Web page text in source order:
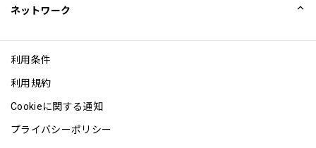
and guest visits are advised to review programme
This location is offered as an alternative to a lounge visit
repeatedly within a single airport trip may result in
charges from your benefit provider
最大滞在可能時間：2時間
Excellence Awards
ブログ
ネットワーク
利用条件
利用規約
Cookieに関する通知
プライバシーポリシー